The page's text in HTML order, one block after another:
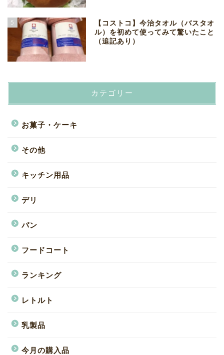
5
【コストコ】今治タオル（バスタオ
ル）を初めて使ってみて驚いたこと
（追記あり）
カテゴリー
お菓子・ケーキ
その他
キッチン用品
デリ
パン
フードコート
ランキング
レトルト
乳製品
今月の購入品